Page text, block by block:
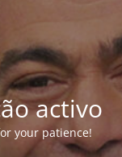
activo
your patience!